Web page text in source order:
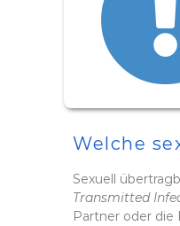
Welche
Sexuell
Transmitted
Partner oder die